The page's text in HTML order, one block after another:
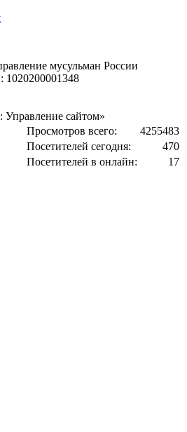
мусульман России
Управление сайтом»
Просмотров всего:
4255483
Посетителей сегодня:
470
Посетителей в онлайн:
17